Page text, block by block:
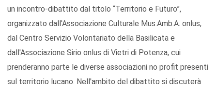
un incontro-dibattito dal titolo “Territorio e Futuro”,
organizzato dall'Associazione Culturale Mus.Amb.A. onlus,
dal Centro Servizio Volontariato della Basilicata e
dall'Associazione Sirio onlus di Vietri di Potenza, cui
prenderanno parte le diverse associazioni no profit presenti
sul territorio lucano. Nell'ambito del dibattito si discuterà